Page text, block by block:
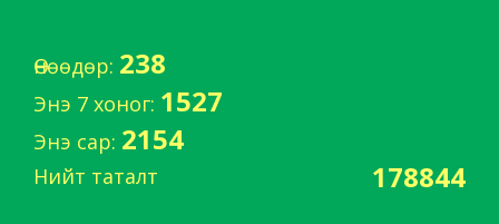
Өнөөдөр: 238
Энэ 7 хоног: 1527
Энэ сар: 2154
Нийт таталт 178844